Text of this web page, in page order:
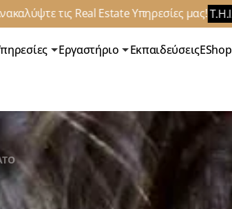
Real Estate Υπηρεσίες μας!T.H.I.S
Εργαστήριο ΕκπαιδεύσειςEShop